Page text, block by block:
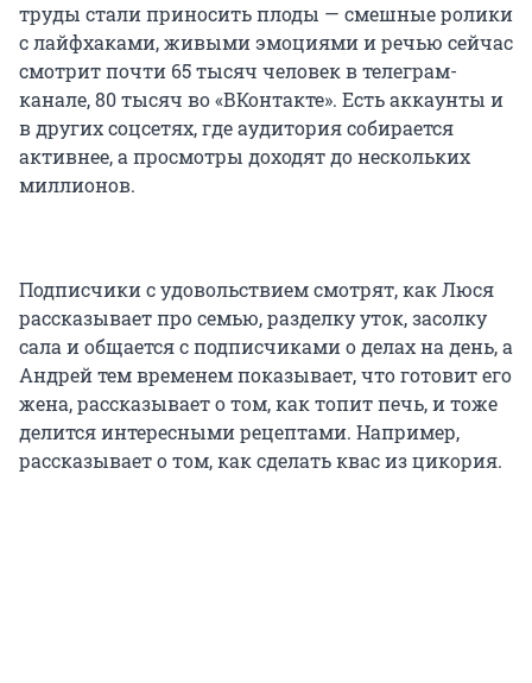
труды стали приносить плоды — смешные ролики
с лайфхаками, живыми эмоциями и речью сейчас
смотрит почти 65 тысяч человек в телеграм-
канале, 80 тысяч во «ВКонтакте». Есть аккаунты и
в других соцсетях, где аудитория собирается
активнее, а просмотры доходят до нескольких
миллионов.
Подписчики с удовольствием смотрят, как Люся
рассказывает про семью, разделку уток, засолку
сала и общается с подписчиками о делах на день, а
Андрей тем временем показывает, что готовит его
жена, рассказывает о том, как топит печь, и тоже
делится интересными рецептами. Например,
рассказывает о том, как сделать квас из цикория.